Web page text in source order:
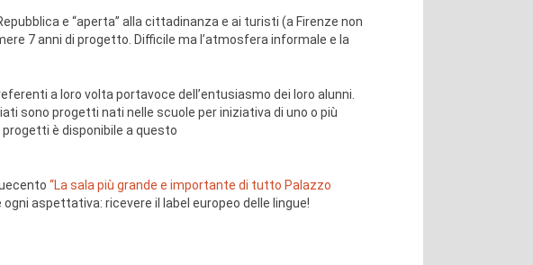
e “aperta” alla cittadinanza e ai turisti (a Firenze non
7 anni di progetto. Difficile ma l’atmosfera informale e la
a loro volta portavoce dell’entusiasmo dei loro alunni.
sono progetti nati nelle scuole per iniziativa di uno o più
è disponibile a questo
“La sala più grande e importante di tutto Palazzo
aspettativa: ricevere il label europeo delle lingue!